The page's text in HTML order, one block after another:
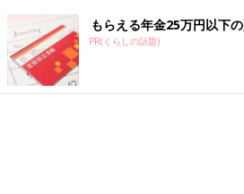
もらえる年金25万円以下
PR(くらしの話題)